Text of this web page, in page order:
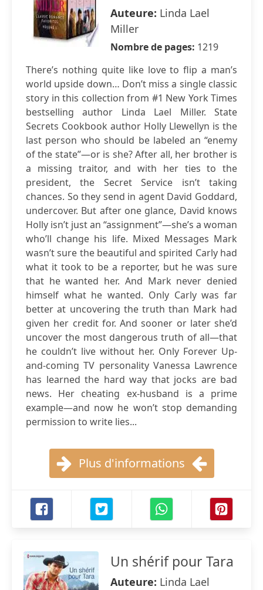
Auteure: Linda Lael
Miller
Nombre de pages: 1219
There’s nothing quite like love to flip a man’s
world upside down… Don’t miss a single classic
story in this collection from #1 New York Times
bestselling author Linda Lael Miller. State
Secrets Cookbook author Holly Llewellyn is the
last person who should be labeled an “enemy
of the state”—or is she? After all, her brother is
a missing traitor, and with her ties to the
president, the Secret Service isn’t taking
chances. So they send in agent David Goddard,
undercover. But after one glance, David knows
Holly isn’t just an “assignment”—she’s a woman
who’ll change his life. Mixed Messages Mark
wasn’t sure the beautiful and spirited Carly had
what it took to be a reporter, but he was sure
that he wanted her. And Mark never denied
himself what he wanted. Only Carly was far
better at uncovering the truth than Mark had
given her credit for. And sooner or later she’d
uncover the most dangerous truth of all—that
he couldn’t live without her. Only Forever Up-
and-coming TV personality Vanessa Lawrence
has learned the hard way that jocks are bad
news. Her cheating ex-husband is a prime
example—and now he won’t stop demanding
permission to write lies...
Plus d'informations
Un shérif pour Tara
Auteure: Linda Lael